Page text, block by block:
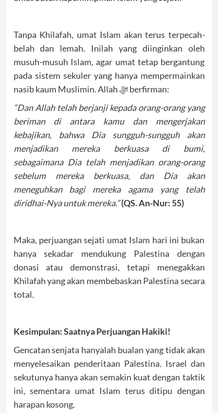
Tanpa Khilafah, umat Islam akan terus terpecah-
belah dan lemah. Inilah yang diinginkan oleh
musuh-musuh Islam, agar umat tetap bergantung
pada sistem sekuler yang hanya mempermainkan
nasib kaum Muslimin. Allah ﷻ berfirman:
“Dan Allah telah berjanji kepada orang-orang yang
beriman di antara kamu dan mengerjakan
kebajikan, bahwa Dia sungguh-sungguh akan
menjadikan mereka berkuasa di bumi,
sebagaimana Dia telah menjadikan orang-orang
sebelum mereka berkuasa, dan Dia akan
meneguhkan bagi mereka agama yang telah
diridhai-Nya untuk mereka.”(QS. An-Nur: 55)
Maka, perjuangan sejati umat Islam hari ini bukan
hanya sekadar mendukung Palestina dengan
donasi atau demonstrasi, tetapi menegakkan
Khilafah yang akan membebaskan Palestina secara
total.
Kesimpulan: Saatnya Perjuangan Hakiki!
Gencatan senjata hanyalah bualan yang tidak akan
menyelesaikan penderitaan Palestina. Israel dan
sekutunya hanya akan semakin kuat dengan taktik
ini, sementara umat Islam terus ditipu dengan
harapan kosong.